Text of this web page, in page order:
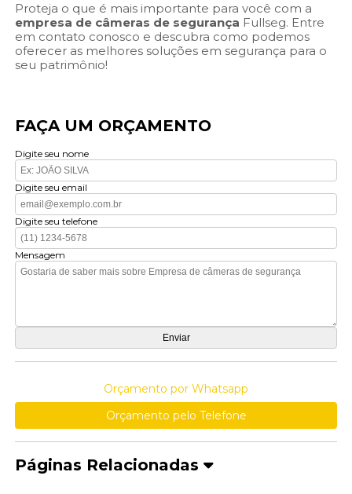
Proteja o que é mais importante para você com a
empresa de câmeras de segurança Fullseg. Entre
em contato conosco e descubra como podemos
oferecer as melhores soluções em segurança para o
seu patrimônio!
FAÇA UM ORÇAMENTO
Digite seu nome
Digite seu email
Digite seu telefone
Mensagem
Orçamento por Whatsapp
Orçamento pelo Telefone
Páginas Relacionadas